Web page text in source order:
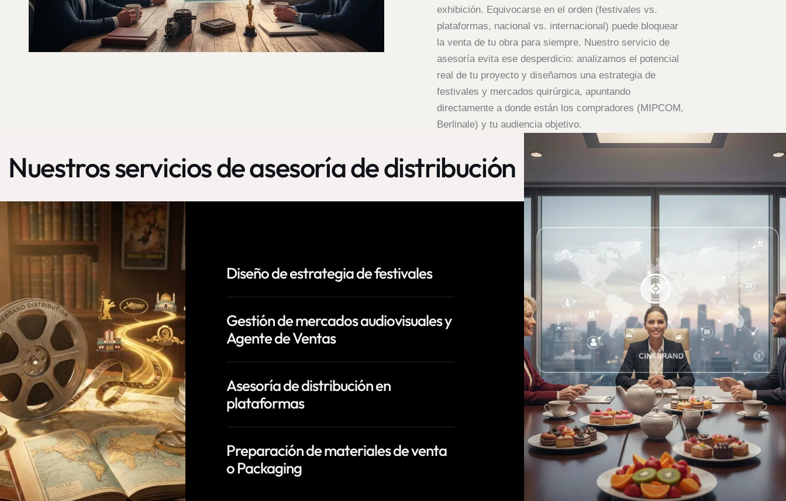
exhibición. Equivocarse en el orden (festivales vs.
plataformas, nacional vs. internacional) puede bloquear
la venta de tu obra para siempre. Nuestro servicio de
asesoría evita ese desperdicio: analizamos el potencial
real de tu proyecto y diseñamos una estrategia de
festivales y mercados quirúrgica, apuntando
directamente a donde están los compradores (MIPCOM,
Berlinale) y tu audiencia objetivo.
Nuestros servicios de asesoría de distribución
Diseño de estrategia de festivales
Gestión de mercados audiovisuales y
Agente de Ventas
Asesoría de distribución en
plataformas
Preparación de materiales de venta
o Packaging